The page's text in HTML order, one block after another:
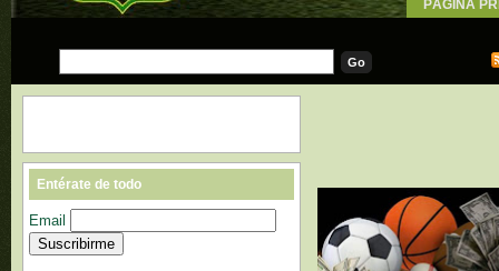
PÁGINA
Entérate de todo
Email